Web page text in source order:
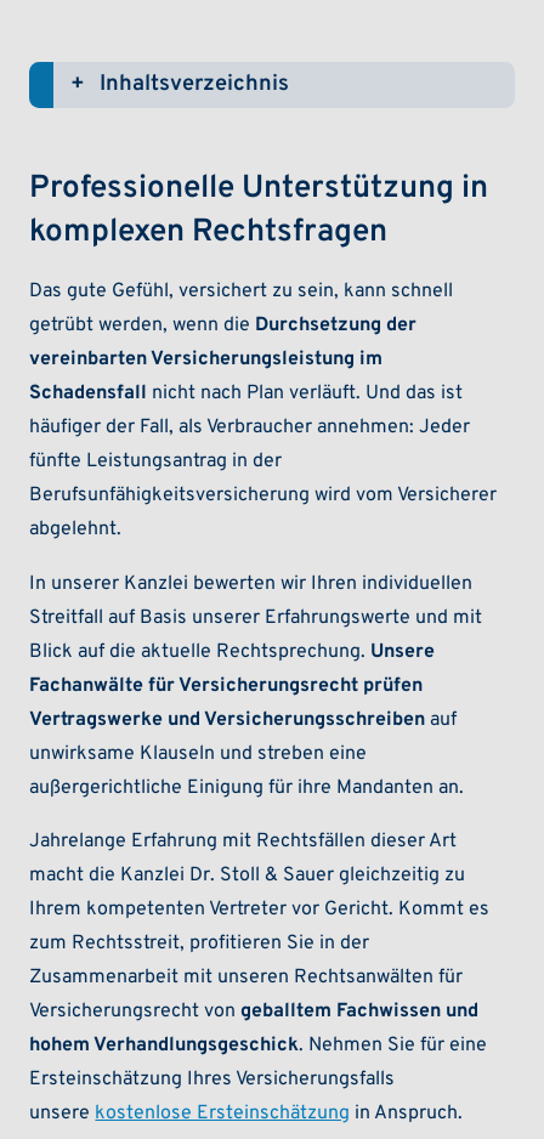
Inhaltsverzeichnis
Professionelle Unterstützung in
komplexen Rechtsfragen
Das gute Gefühl, versichert zu sein, kann schnell
getrübt werden, wenn die Durchsetzung der
vereinbarten Versicherungsleistung im
Schadensfall nicht nach Plan verläuft. Und das ist
häufiger der Fall, als Verbraucher annehmen: Jeder
fünfte Leistungsantrag in der
Berufsunfähigkeitsversicherung wird vom Versicherer
abgelehnt.
In unserer Kanzlei bewerten wir Ihren individuellen
Streitfall auf Basis unserer Erfahrungswerte und mit
Blick auf die aktuelle Rechtsprechung. Unsere
Fachanwälte für Versicherungsrecht prüfen
Vertragswerke und Versicherungsschreiben auf
unwirksame Klauseln und streben eine
außergerichtliche Einigung für ihre Mandanten an.
Jahrelange Erfahrung mit Rechtsfällen dieser Art
macht die Kanzlei Dr. Stoll & Sauer gleichzeitig zu
Ihrem kompetenten Vertreter vor Gericht. Kommt es
zum Rechtsstreit, profitieren Sie in der
Zusammenarbeit mit unseren Rechtsanwälten für
Versicherungsrecht vongeballtem Fachwissen und
hohem Verhandlungsgeschick. Nehmen Sie für eine
Ersteinschätzung Ihres Versicherungsfalls
unsere kostenlose Ersteinschätzung in Anspruch.